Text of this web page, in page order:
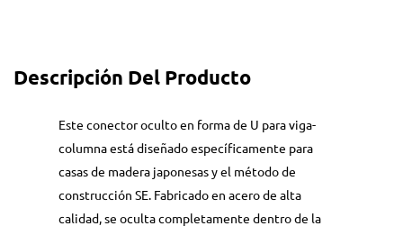
Descripción Del Producto
Este conector oculto en forma de U para viga-
columna está diseñado específicamente para
casas de madera japonesas y el método de
construcción SE. Fabricado en acero de alta
calidad, se oculta completamente dentro de la